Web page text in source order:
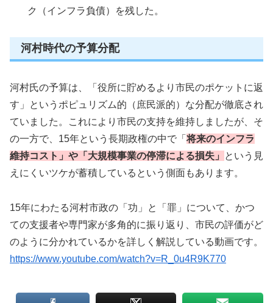
ク（インフラ負債）を残した。
河村時代の予算分配
河村氏の予算は、「役所に貯めるより市民のポケットに返
す」というポピュリズム的（庶民派的）な分配が徹底され
ていました。これにより市民の支持を維持しましたが、そ
の一方で、15年という長期政権の中で「将来のインフラ
維持コスト」や「大規模事業の停滞による損失」
という見
えにくいツケが蓄積しているという側面もあります。
15年にわたる河村市政の「功」と「罪」について、かつ
ての支援者や専門家が多角的に振り返り、市民の評価がど
のように分かれているかを詳しく解説している動画です。
https://www.youtube.com/watch?v=R_0u4R9K770